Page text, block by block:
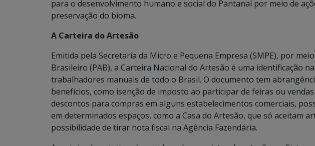
para o desenvolvimento humano e social do Pantanal por meio de
preservação do bioma.
A Carteira do Artesão
Emitida pela Secretaria da Micro e Pequena Empresa (SMPE), por
Brasileiro (PAB), a Carteira Nacional do Artesão é uma identificação
trabalhadores manuais de todo o Brasil. O documento tem
benefícios, como isenção de imposto ao participar de feiras ou
descontos para compras em alguns estabelecimentos comerciais,
em determinados espaços, como a Casa do Artesão, que só aceitam
possibilidade de tirar nota fiscal na Agência Fazendária.